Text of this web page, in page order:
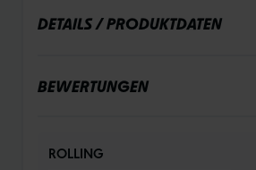
DETAILS / PRODUKTDATEN
BEWERTUNGEN
ROLLING